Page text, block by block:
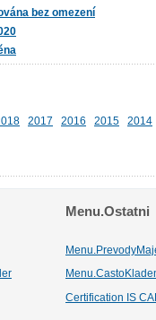
bez omezení
2017 2016 2015 2014
Menu.Ostatni
Certification IS